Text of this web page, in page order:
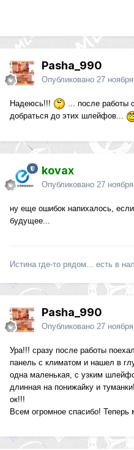
Pasha_990
Опубликовано 27
Надеюсь!!!
... после работы
добраться до этих шлейфов...
kovax
Опубликовано 27
ну еще ошибок напихалось,
будущее...
Истина где-то рядом... есть в
Pasha_990
Опубликовано 27
Ура!!! сразу после работы
панель с климатом и нашел в
одна маленькая, с узким
длинная на понижайку и
ок!!!
Всем огромное спасибо! Теперь